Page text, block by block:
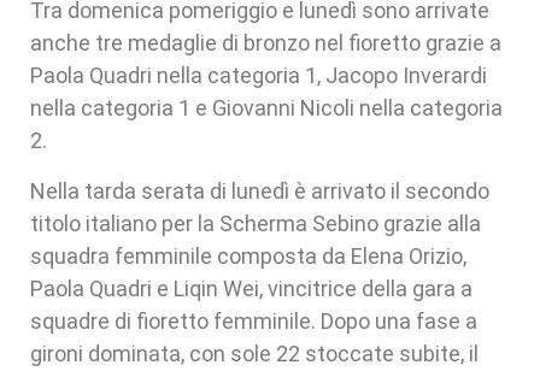
Tra domenica pomeriggio e lunedì sono arrivate
anche tre medaglie di bronzo nel fioretto grazie a
Paola Quadri nella categoria 1, Jacopo Inverardi
nella categoria 1 e Giovanni Nicoli nella categoria
2.
Nella tarda serata di lunedì è arrivato il secondo
titolo italiano per la Scherma Sebino grazie alla
squadra femminile composta da Elena Orizio,
Paola Quadri e Liqin Wei, vincitrice della gara a
squadre di fioretto femminile. Dopo una fase a
gironi dominata, con sole 22 stoccate subite, il